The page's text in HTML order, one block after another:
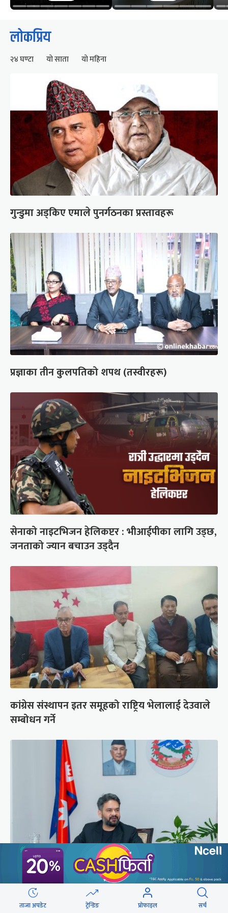
लोकप्रिय
२४ घण्टा यो साता यो महिना
गुन्डुमा अड्किए एमाले पुनर्गठनका प्रस्तावहरू
प्रज्ञाका तीन कुलपतिको शपथ (तस्वीरहरू)
सेनाको नाइटभिजन हेलिकप्टर : भीआईपीका लागि उड्छ,
जनताको ज्यान बचाउन उड्दैन
कांग्रेस संस्थापन इतर समूहको राष्ट्रिय भेलालाई देउवाले
सम्बोधन गर्ने
प्रधानमन्त्री बालेनले ल्याएको विधेयक संसदीय
समितिबाट जस्ताको तस्तै सदर
ताजा अपडेट ट्रेन्डिङ प्रोफाइल सर्च